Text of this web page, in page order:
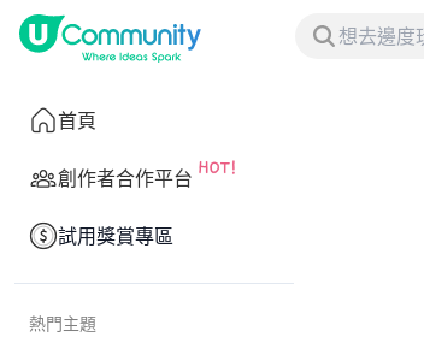
首頁
創作者合作平台
試用獎賞專區
熱門主題